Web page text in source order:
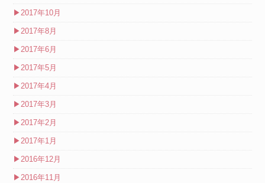
▶2017年10月
▶2017年8月
▶2017年6月
▶2017年5月
▶2017年4月
▶2017年3月
▶2017年2月
▶2017年1月
▶2016年12月
▶2016年11月